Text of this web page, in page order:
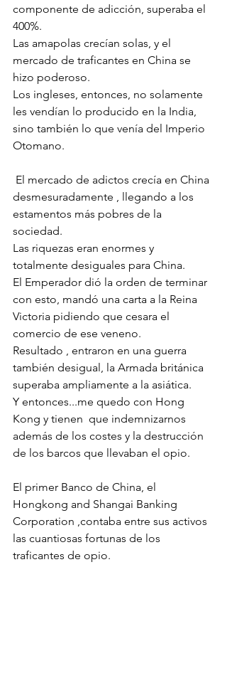
componente de adicción, superaba el
400%.
Las amapolas crecían solas, y el
mercado de traficantes en China se
hizo poderoso.
Los ingleses, entonces, no solamente
les vendían lo producido en la India,
sino también lo que venía del Imperio
Otomano.
desmesuradamente , llegando a los
estamentos más pobres de la
sociedad.
Las riquezas eran enormes y
totalmente desiguales para China.
El Emperador dió la orden de terminar
con esto, mandó una carta a la Reina
Victoria pidiendo que cesara el
comercio de ese veneno.
Resultado , entraron en una guerra
también desigual, la Armada británica
superaba ampliamente a la asiática.
Y entonces...me quedo con Hong
Kong y tienen  que indemnizarnos
además de los costes y la destrucción
de los barcos que llevaban el opio.
El primer Banco de China, el
Hongkong and Shangai Banking
Corporation ,contaba entre sus activos
las cuantiosas fortunas de los
traficantes de opio.